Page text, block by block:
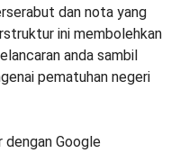
dan nota yang
ini membolehkan
anda sambil
pematuhan negeri
dengan Google